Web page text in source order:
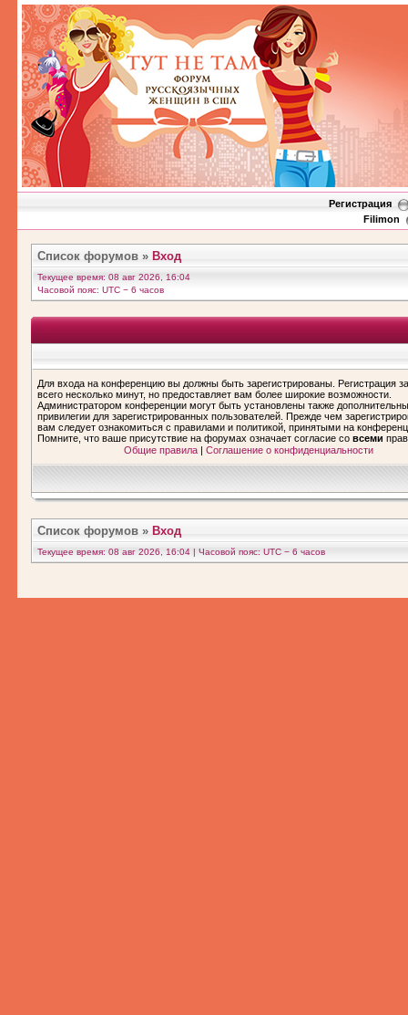
Регистрация
Filimon
Список форумов » Вход
Текущее время: 08 авг 2026, 16:04
Часовой пояс: UTC − 6 часов
Для входа на конференцию вы должны быть зарегистрированы. Регистрация
всего несколько минут, но предоставляет вам более широкие возможности.
Администратором конференции могут быть установлены также
привилегии для зарегистрированных пользователей. Прежде чем
вам следует ознакомиться с правилами и политикой, принятыми на
Помните, что ваше присутствие на форумах означает согласие со всеми
Общие правила| Соглашение о конфиденциальности
Список форумов » Вход
Текущее время: 08 авг 2026, 16:04 | Часовой пояс: UTC − 6 часов